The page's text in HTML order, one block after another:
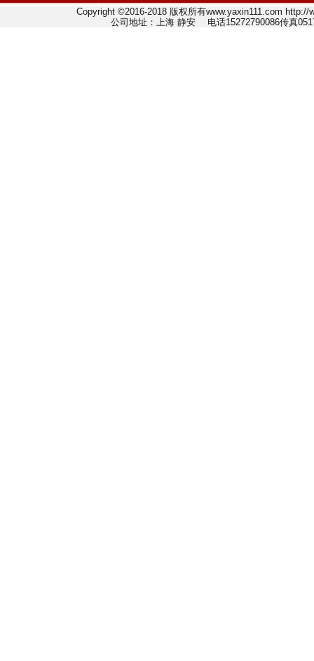
Copyright ©2016-2018 版权所有www.yaxin111.com
公司地址：上海 静安 电话15272790086传真